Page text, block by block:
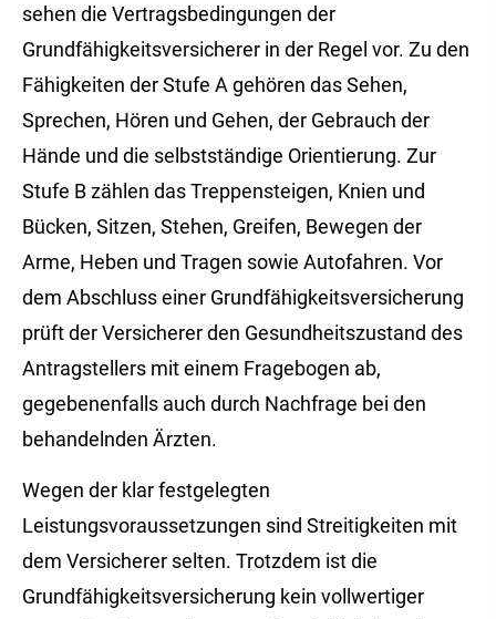
sehen die Vertragsbedingungen der
Grundfähigkeitsversicherer in der Regel vor. Zu den
Fähigkeiten der Stufe A gehören das Sehen,
Sprechen, Hören und Gehen, der Gebrauch der
Hände und die selbstständige Orientierung. Zur
Stufe B zählen das Treppensteigen, Knien und
Bücken, Sitzen, Stehen, Greifen, Bewegen der
Arme, Heben und Tragen sowie Autofahren. Vor
dem Abschluss einer Grundfähigkeitsversicherung
prüft der Versicherer den Gesundheitszustand des
Antragstellers mit einem Fragebogen ab,
gegebenenfalls auch durch Nachfrage bei den
behandelnden Ärzten.
Wegen der klar festgelegten
Leistungsvoraussetzungen sind Streitigkeiten mit
dem Versicherer selten. Trotzdem ist die
Grundfähigkeitsversicherung kein vollwertiger